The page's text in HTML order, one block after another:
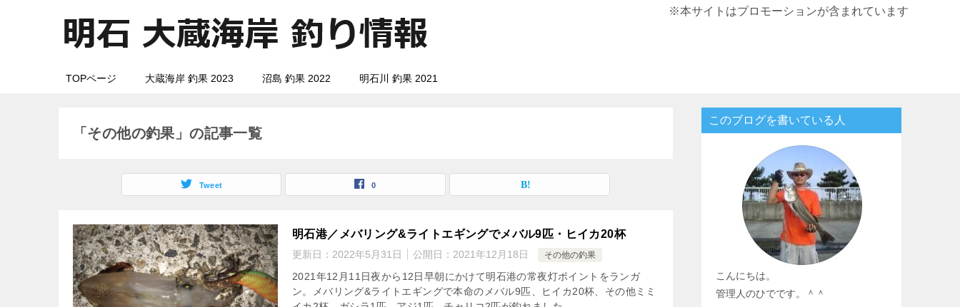
※本サイトはプロモーションが含まれています
TOPページ 大蔵海岸 釣果 2023 沼島 釣果 2022 明石川 釣果 2021
「その他の釣果」の記事一覧
Tweet 0
明石港／メバリング&ライトエギングでメバル9匹・ヒイカ20杯
更新日： 2022年5月31日 公開日： 2021年12月18日 その他の釣果
2021年12月11日夜から12日早朝にかけて明石港の常夜灯ポイントをランガ
ン。メバリング&ライトエギングで本命のメバル9匹、ヒイカ20杯、その他ミミ
このブログを書いている人
こんにちは。
管理人のひでです。＾＾